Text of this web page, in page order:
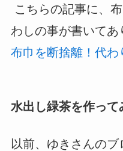
こちらの記事に、
わしの事が書いてあ
布巾を断捨離！代わ
水出し緑茶を作って
以前、ゆきさんの